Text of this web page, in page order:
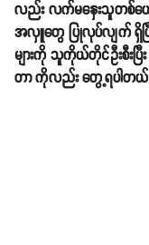
လည်း လက်မနှေးသူတစ်ယေ
အလှူတွေ ပြုလုပ်လျက် ရှိပြီး
များကို သူကိုယ်တိုင်ဦးစီးပ
တာ ကိုလည်း တွေ့ရပါတယ်